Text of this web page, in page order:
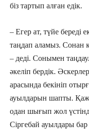
біз тартып алған едік.
– Егер ат, түйе береді
таңдап аламыз. Сонан
– деді. Сонымен
әкеліп бердік.
арасында бекініп
ауылдарын шапты.
одан шығып жол
Сіргебай ауылдары